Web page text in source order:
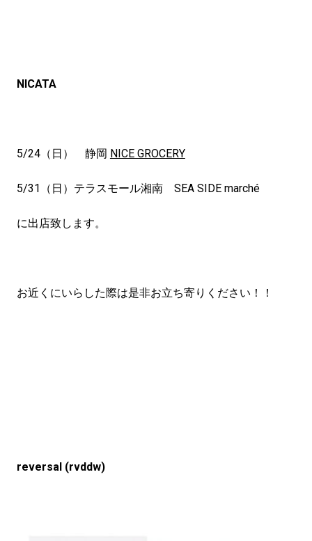
NICATA
5/24（日） 静岡 NICE GROCERY
5/31（日）テラスモール湘南 SEA SIDE marché
に出店致します。
お近くにいらした際は是非お立ち寄りください！！
reversal (rvddw)